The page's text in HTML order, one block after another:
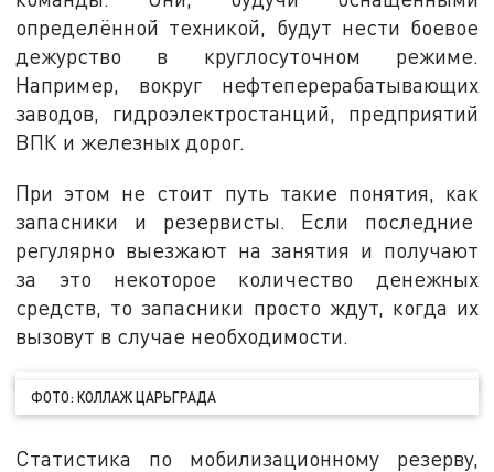
определённой техникой, будут нести боевое
дежурство в круглосуточном режиме.
Например, вокруг нефтеперерабатывающих
заводов, гидроэлектростанций, предприятий
ВПК и железных дорог.
При этом не стоит путь такие понятия, как
запасники и резервисты. Если последние
регулярно выезжают на занятия и получают
за это некоторое количество денежных
средств, то запасники просто ждут, когда их
вызовут в случае необходимости.
ФОТО: КОЛЛАЖ ЦАРЬГРАДА
Статистика по мобилизационному резерву,